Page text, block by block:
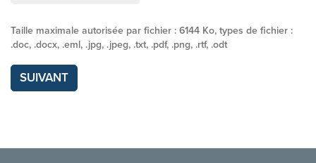
Taille maximale autorisée par fichier : 6144 Ko, types de fichier :
.doc, .docx, .eml, .jpg, .jpeg, .txt, .pdf, .png, .rtf, .odt
SUIVANT